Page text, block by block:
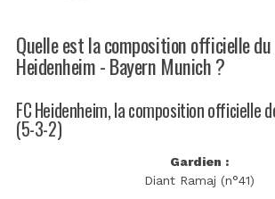
Quelle est la composition officielle
Heidenheim - Bayern Munich ?
FC Heidenheim, la composition officielle
(5-3-2)
Gardien :
Diant Ramaj (n°41)